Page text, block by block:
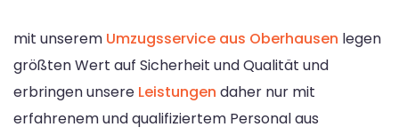
mit unserem Umzugsservice aus Oberhausen legen
größten Wert auf Sicherheit und Qualität und
erbringen unsere Leistungen daher nur mit
erfahrenem und qualifiziertem Personal aus